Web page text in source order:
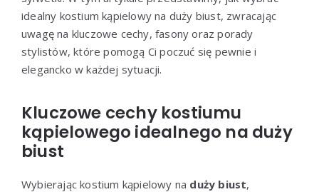
idealny kostium kąpielowy na duży biust, zwracając
uwagę na kluczowe cechy, fasony oraz porady
stylistów, które pomogą Ci poczuć się pewnie i
elegancko w każdej sytuacji.
Kluczowe cechy kostiumu
kąpielowego idealnego na duży
biust
Wybierając kostium kąpielowy na duży biust,